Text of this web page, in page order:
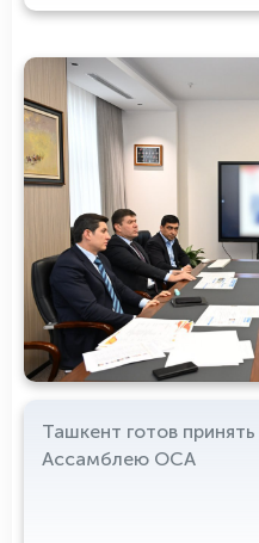
Ташкент готов
Ассамблею ОСА